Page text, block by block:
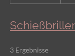
3 Ergebnisse